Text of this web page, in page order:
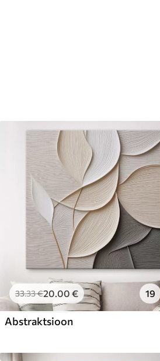
33.33€20.00 € 19
Abstraktsioon